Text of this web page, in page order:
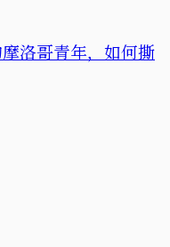
洛哥青年，如何撕